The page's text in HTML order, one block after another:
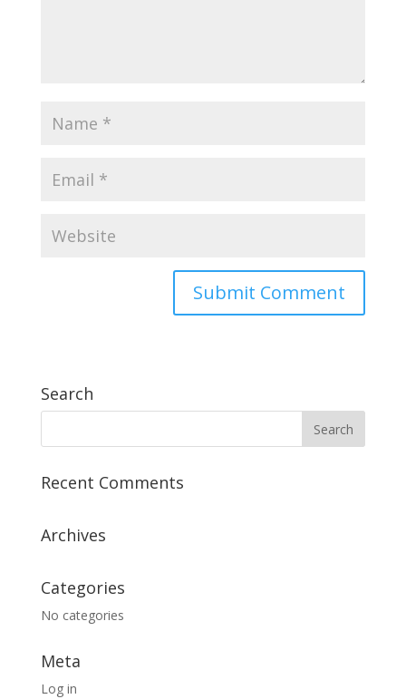
Search
Recent Comments
Archives
Categories
No categories
Meta
Log in